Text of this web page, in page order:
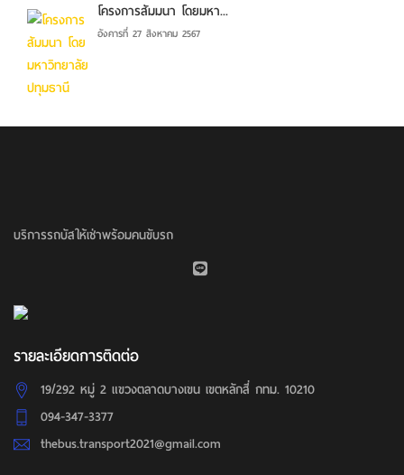
โครงการสัมมนา โดยมหา...
อังคารที่ 27 สิงหาคม 2567
บริการรถบัสให้เช่าพร้อมคนขับรถ
รายละเอียดการติดต่อ
19/292 หมู่ 2 แขวงตลาดบางเขน เขตหลักสี่ กทม. 10210
094-347-3377
thebus.transport2021@gmail.com